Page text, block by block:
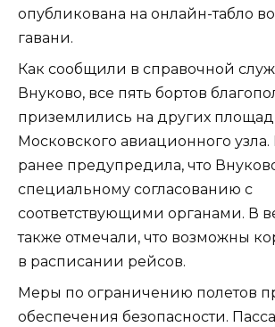
опубликована на онлайн-табло
гавани.
Как сообщили в справочной
Внуково, все пять бортов
приземлились на других
Московского авиационного
ранее предупредила, что
специальному согласованию с
соответствующими органами. В
также отмечали, что возможны
в расписании рейсов.
Меры по ограничению полетов
обеспечения безопасности.